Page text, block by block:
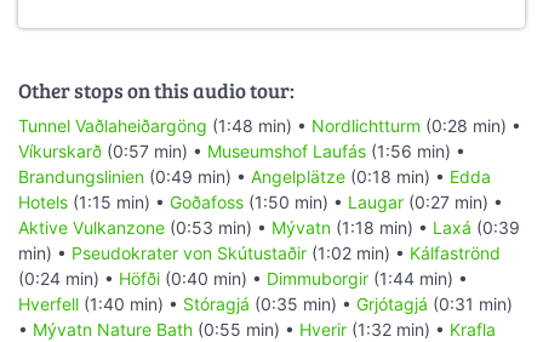
Other stops on this audio tour:
Tunnel Vaðlaheiðargöng (1:48 min) • Nordlichtturm (0:28 min) •
Víkurskarð (0:57 min) • Museumshof Laufás (1:56 min) •
Brandungslinien (0:49 min) • Angelplätze (0:18 min) • Edda
Hotels (1:15 min) • Goðafoss (1:50 min) • Laugar (0:27 min) •
Aktive Vulkanzone (0:53 min) • Mývatn (1:18 min) • Laxá (0:39
min) • Pseudokrater von Skútustaðir (1:02 min) • Kálfaströnd
(0:24 min) • Höfði (0:40 min) • Dimmuborgir (1:44 min) •
Hverfell (1:40 min) • Stóragjá (0:35 min) • Grjótagjá (0:31 min)
• Mývatn Nature Bath (0:55 min) • Hverir (1:32 min) • Krafla